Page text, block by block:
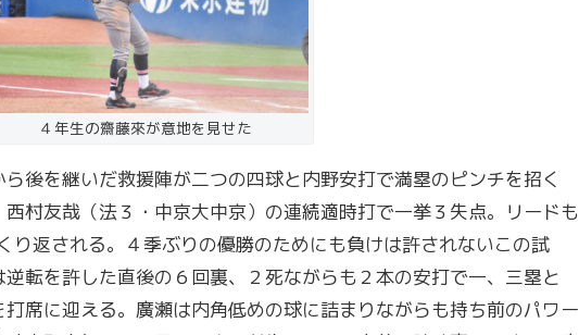
４年生の齋藤來が意地を見せた
後を継いだ救援陣が二つの四球と内野安打で満塁のピンチを招く
村友哉（法３・中京大中京）の連続適時打で一挙３失点。リードも
り返される。４季ぶりの優勝のためにも負けは許されないこの試
転を許した直後の６回裏、２死ながらも２本の安打で一、三塁と
席に迎える。廣瀬は内角低めの球に詰まりながらも持ち前のパワー